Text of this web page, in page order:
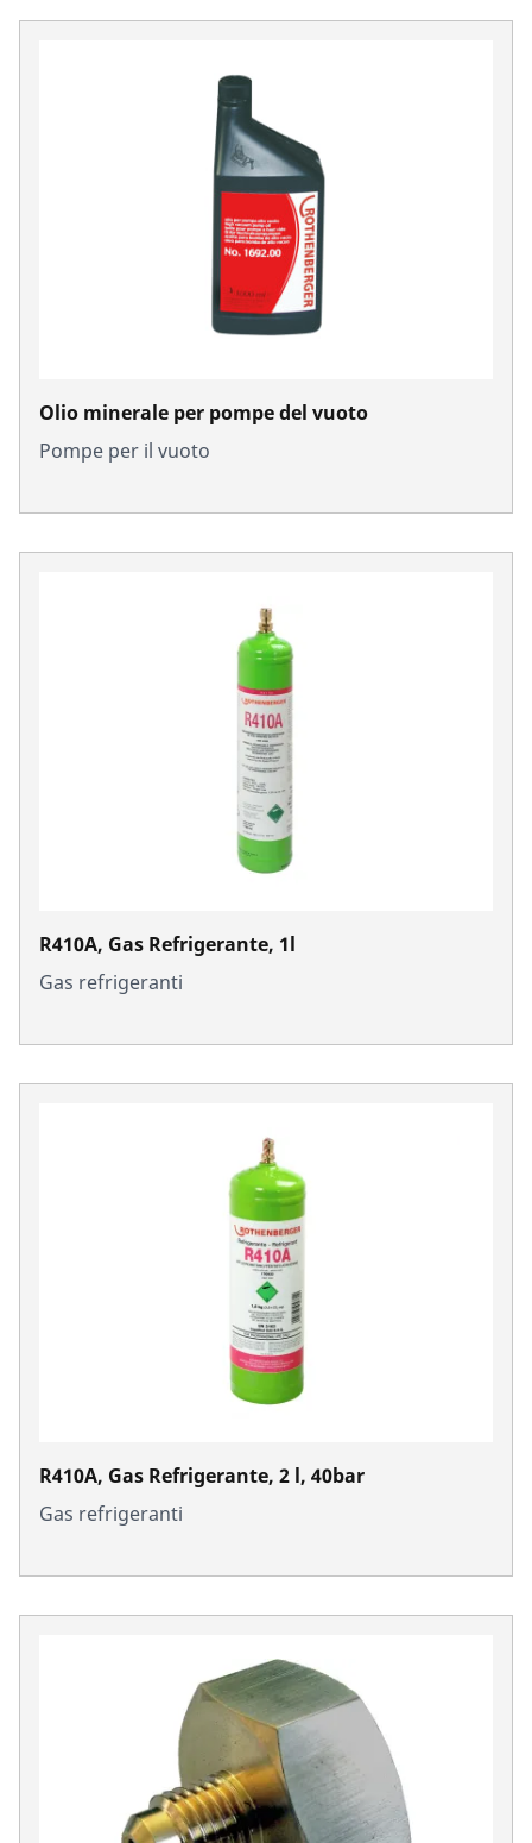
Olio minerale per pompe del vuoto
Pompe per il vuoto
R410A, Gas Refrigerante, 1l
Gas refrigeranti
R410A, Gas Refrigerante, 2 l, 40bar
Gas refrigeranti